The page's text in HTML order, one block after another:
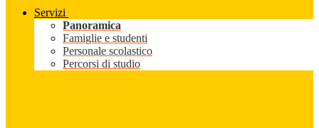
Servizi
Panoramica
Famiglie e studenti
Personale scolastico
Percorsi di studio